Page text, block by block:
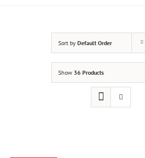
Sort by Default Order
Show 36 Products